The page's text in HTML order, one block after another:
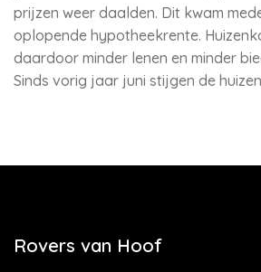
prijzen weer daalden. Dit kwam
oplopende hypotheekrente.
daardoor minder lenen en minder
Sinds vorig jaar juni stijgen de
Rovers van Hoof